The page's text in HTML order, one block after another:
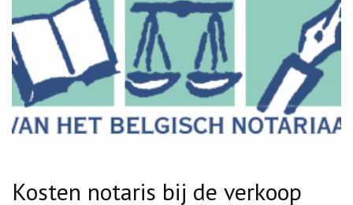
Kosten notaris bij de verkoop